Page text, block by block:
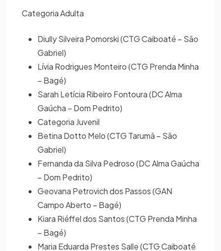
Categoria Adulta
Diully Silveira Pomorski (CTG Caiboaté – São
Gabriel)
Lívia Rodrigues Monteiro (CTG Prenda Minha
– Bagé)
Sarah Letícia Ribeiro Fontoura (DC Alma
Gaúcha – Dom Pedrito)
Categoria Juvenil
Betina Dotto Melo (CTG Tarumã – São
Gabriel)
Fernanda da Silva Pedroso (DC Alma Gaúcha
– Dom Pedrito)
Geovana Petrovich dos Passos (GAN
Campo Aberto – Bagé)
Kiara Riéffel dos Santos (CTG Prenda Minha
– Bagé)
Maria Eduarda Prestes Salle (CTG Caiboaté